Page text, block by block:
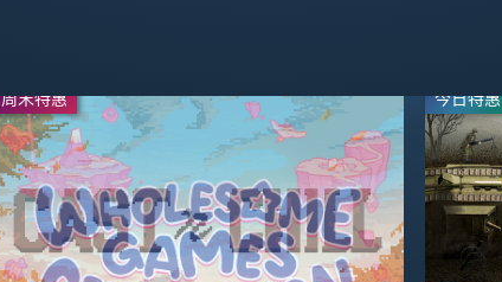
周末特惠 今日特惠
周末特惠
直播